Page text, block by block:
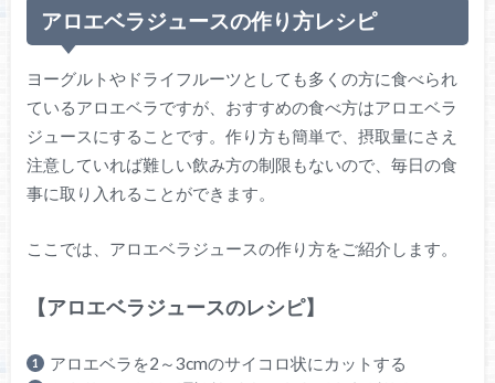
アロエベラジュースの作り方レシピ
ヨーグルトやドライフルーツとしても多くの方に食べられ
ているアロエベラですが、おすすめの食べ方はアロエベラ
ジュースにすることです。作り方も簡単で、摂取量にさえ
注意していれば難しい飲み方の制限もないので、毎日の食
事に取り入れることができます。
ここでは、アロエベラジュースの作り方をご紹介します。
【アロエベラジュースのレシピ】
アロエベラを2～3cmのサイコロ状にカットする